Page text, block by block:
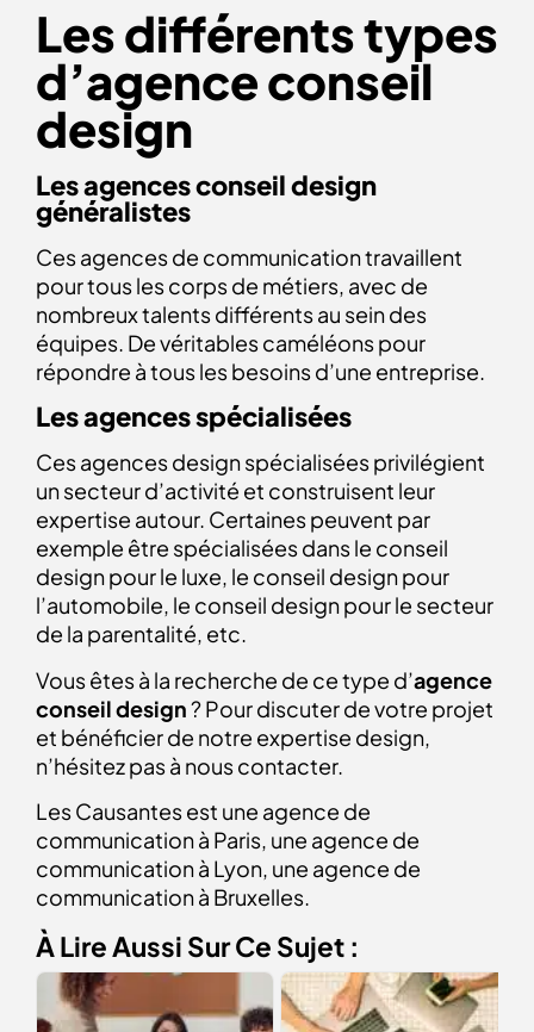
Les différents types
d’agence conseil
design
Les agences conseil design
généralistes
Ces agences de communication travaillent
pour tous les corps de métiers, avec de
nombreux talents différents au sein des
équipes. De véritables caméléons pour
répondre à tous les besoins d’une entreprise.
Les agences spécialisées
Ces agences design spécialisées privilégient
un secteur d’activité et construisent leur
expertise autour. Certaines peuvent par
exemple être spécialisées dans le conseil
design pour le luxe, le conseil design pour
l’automobile, le conseil design pour le secteur
de la parentalité, etc.
Vous êtes à la recherche de ce type d’agence
conseil design? Pour discuter de votre projet
et bénéficier de notre expertise design,
n’hésitez pas à nous contacter.
Les Causantes est une agence de
communication à Paris, une agence de
communication à Lyon, une agence de
communication à Bruxelles.
À Lire Aussi Sur Ce Sujet :